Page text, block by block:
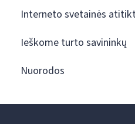
Interneto svetainės
Ieškome turto savininkų
Nuorodos